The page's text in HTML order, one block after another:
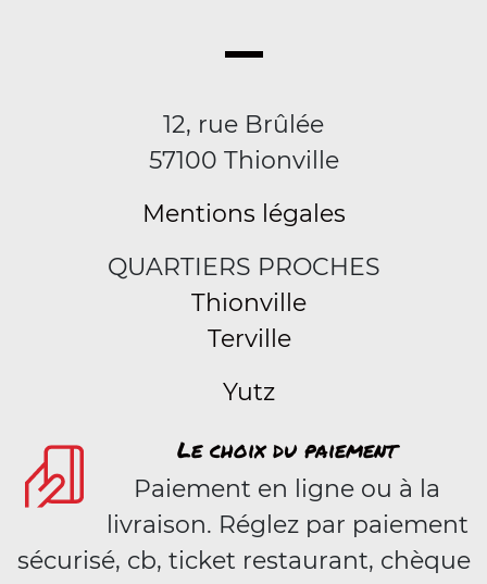
12, rue Brûlée
57100 Thionville
Mentions légales
QUARTIERS PROCHES
Thionville
Terville
Yutz
Le choix du paiement
Paiement en ligne ou à la
livraison. Réglez par paiement
sécurisé, cb, ticket restaurant, chèque